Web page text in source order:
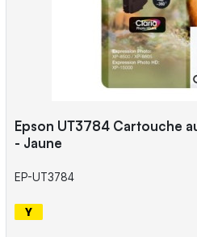
Epson UT3784 Cartouche
- Jaune
EP-UT3784